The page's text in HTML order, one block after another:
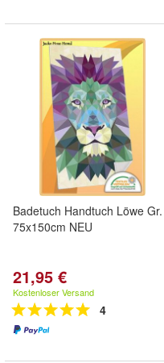
Badetuch Handtuch Löwe Gr.
75x150cm NEU
21,95 €
Kostenloser Versand
4